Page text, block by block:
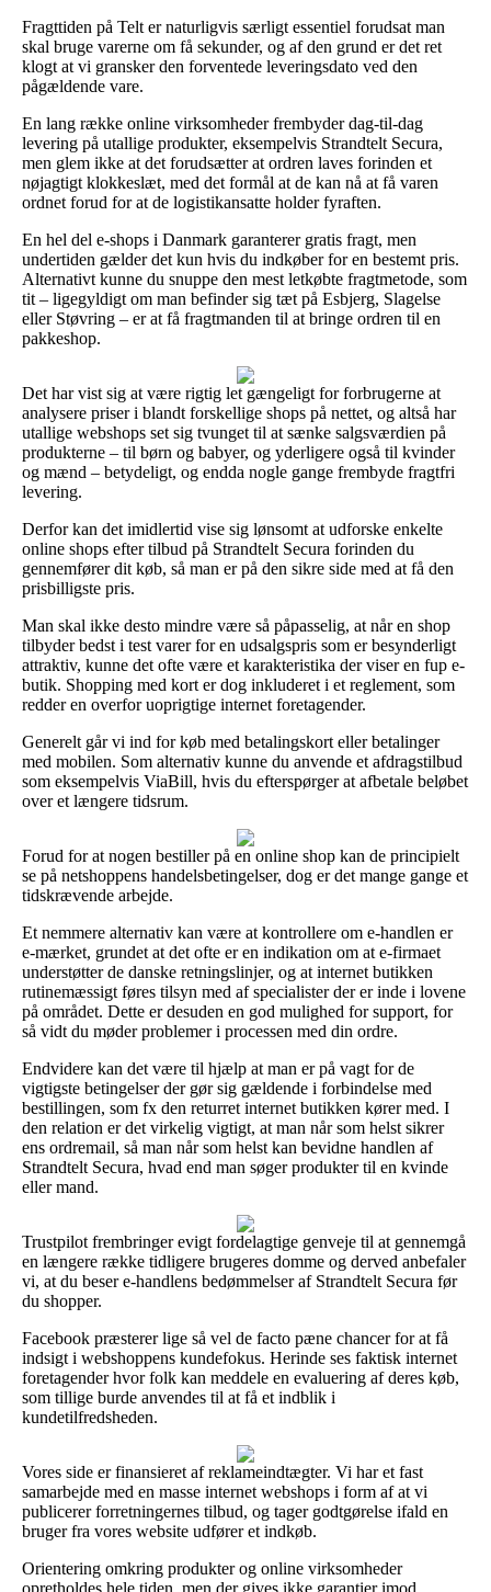
Fragttiden på Telt er naturligvis særligt essentiel forudsat man
skal bruge varerne om få sekunder, og af den grund er det ret
klogt at vi gransker den forventede leveringsdato ved den
pågældende vare.
En lang række online virksomheder frembyder dag-til-dag
levering på utallige produkter, eksempelvis Strandtelt Secura,
men glem ikke at det forudsætter at ordren laves forinden et
nøjagtigt klokkeslæt, med det formål at de kan nå at få varen
ordnet forud for at de logistikansatte holder fyraften.
En hel del e-shops i Danmark garanterer gratis fragt, men
undertiden gælder det kun hvis du indkøber for en bestemt pris.
Alternativt kunne du snuppe den mest letkøbte fragtmetode, som
tit – ligegyldigt om man befinder sig tæt på Esbjerg, Slagelse
eller Støvring – er at få fragtmanden til at bringe ordren til en
pakkeshop.
Det har vist sig at være rigtig let gængeligt for forbrugerne at
analysere priser i blandt forskellige shops på nettet, og altså har
utallige webshops set sig tvunget til at sænke salgsværdien på
produkterne – til børn og babyer, og yderligere også til kvinder
og mænd – betydeligt, og endda nogle gange frembyde fragtfri
levering.
Derfor kan det imidlertid vise sig lønsomt at udforske enkelte
online shops efter tilbud på Strandtelt Secura forinden du
gennemfører dit køb, så man er på den sikre side med at få den
prisbilligste pris.
Man skal ikke desto mindre være så påpasselig, at når en shop
tilbyder bedst i test varer for en udsalgspris som er besynderligt
attraktiv, kunne det ofte være et karakteristika der viser en fup e-
butik. Shopping med kort er dog inkluderet i et reglement, som
redder en overfor uoprigtige internet foretagender.
Generelt går vi ind for køb med betalingskort eller betalinger
med mobilen. Som alternativ kunne du anvende et afdragstilbud
som eksempelvis ViaBill, hvis du efterspørger at afbetale beløbet
over et længere tidsrum.
Forud for at nogen bestiller på en online shop kan de principielt
se på netshoppens handelsbetingelser, dog er det mange gange et
tidskrævende arbejde.
Et nemmere alternativ kan være at kontrollere om e-handlen er
e-mærket, grundet at det ofte er en indikation om at e-firmaet
understøtter de danske retningslinjer, og at internet butikken
rutinemæssigt føres tilsyn med af specialister der er inde i lovene
på området. Dette er desuden en god mulighed for support, for
så vidt du møder problemer i processen med din ordre.
Endvidere kan det være til hjælp at man er på vagt for de
vigtigste betingelser der gør sig gældende i forbindelse med
bestillingen, som fx den returret internet butikken kører med. I
den relation er det virkelig vigtigt, at man når som helst sikrer
ens ordremail, så man når som helst kan bevidne handlen af
Strandtelt Secura, hvad end man søger produkter til en kvinde
eller mand.
Trustpilot frembringer evigt fordelagtige genveje til at gennemgå
en længere række tidligere brugeres domme og derved anbefaler
vi, at du beser e-handlens bedømmelser af Strandtelt Secura før
du shopper.
Facebook præsterer lige så vel de facto pæne chancer for at få
indsigt i webshoppens kundefokus. Herinde ses faktisk internet
foretagender hvor folk kan meddele en evaluering af deres køb,
som tillige burde anvendes til at få et indblik i
kundetilfredsheden.
Vores side er finansieret af reklameindtægter. Vi har et fast
samarbejde med en masse internet webshops i form af at vi
publicerer forretningernes tilbud, og tager godtgørelse ifald en
bruger fra vores website udfører et indkøb.
Orientering omkring produkter og online virksomheder
opretholdes hele tiden, men der gives ikke garantier imod